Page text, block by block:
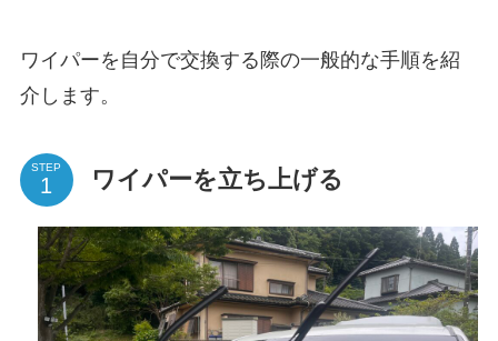
ワイパーを自分で交換する際の一般的な手順を紹
介します。
STEP ワイパーを立ち上げる